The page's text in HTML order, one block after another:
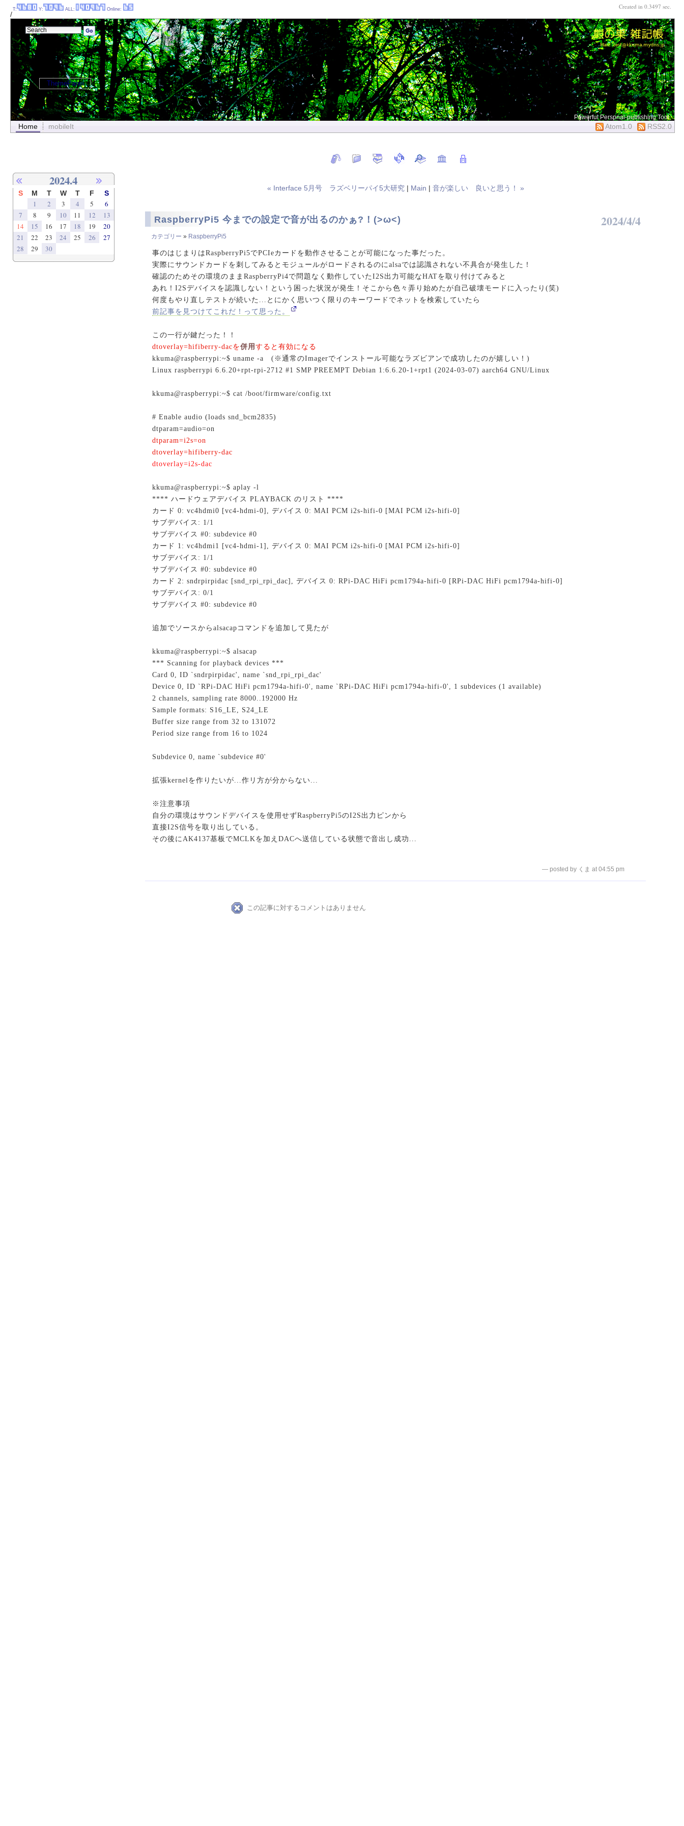
/
Powerful Perspnal-publishing Tool
Home mobileIt RSS2.0
Atom1.0
« Interface 5月号 ラズベリーパイ5大研究 | Main | 音が楽しい 良いと思う！ »
RaspberryPi5 今までの設定で音が出るのかぁ?！(>ω<) 2024/4/4
カテゴリー » RaspberryPi5
事のはじまりはRaspberryPi5でPCIeカードを動作させることが可能になった事だった。
実際にサウンドカードを刺してみるとモジュールがロードされるのにalsaでは認識されない不具合が発生した！
確認のためその環境のままRaspberryPi4で問題なく動作していたI2S出力可能なHATを取り付けてみると
あれ！I2Sデバイスを認識しない！という困った状況が発生！そこから色々弄り始めたが自己破壊モードに入ったり(笑)
何度もやり直しテストが続いた...とにかく思いつく限りのキーワードでネットを検索していたら
前記事を見つけてこれだ！って思った。
この一行が鍵だった！！
dtoverlay=hifiberry-dacを併用 すると有効になる
kkuma@raspberrypi:~$ uname -a (※通常のImagerでインストール可能なラズビアンで成功したのが嬉しい！)
Linux raspberrypi 6.6.20+rpt-rpi-2712 #1 SMP PREEMPT Debian 1:6.6.20-1+rpt1 (2024-03-07) aarch64 GNU/Linux
kkuma@raspberrypi:~$ cat /boot/firmware/config.txt
# Enable audio (loads snd_bcm2835)
dtparam=audio=on
dtparam=i2s=on
dtoverlay=hifiberry-dac
dtoverlay=i2s-dac
kkuma@raspberrypi:~$ aplay -l
**** ハードウェアデバイス PLAYBACK のリスト ****
カード 0: vc4hdmi0 [vc4-hdmi-0], デバイス 0: MAI PCM i2s-hifi-0 [MAI PCM i2s-hifi-0]
サブデバイス: 1/1
サブデバイス #0: subdevice #0
カード 1: vc4hdmi1 [vc4-hdmi-1], デバイス 0: MAI PCM i2s-hifi-0 [MAI PCM i2s-hifi-0]
サブデバイス: 1/1
サブデバイス #0: subdevice #0
カード 2: sndrpirpidac [snd_rpi_rpi_dac], デバイス 0: RPi-DAC HiFi pcm1794a-hifi-0 [RPi-DAC HiFi pcm1794a-hifi-0]
サブデバイス: 0/1
サブデバイス #0: subdevice #0
追加でソースからalsacapコマンドを追加して見たが
kkuma@raspberrypi:~$ alsacap
*** Scanning for playback devices ***
Card 0, ID `sndrpirpidac', name `snd_rpi_rpi_dac'
Device 0, ID `RPi-DAC HiFi pcm1794a-hifi-0', name `RPi-DAC HiFi pcm1794a-hifi-0', 1 subdevices (1 available)
2 channels, sampling rate 8000..192000 Hz
Sample formats: S16_LE, S24_LE
Buffer size range from 32 to 131072
Period size range from 16 to 1024
Subdevice 0, name `subdevice #0'
拡張kernelを作りたいが...作リ方が分からない...
※注意事項
自分の環境はサウンドデバイスを使用せずRaspberryPi5のI2S出力ピンから
直接I2S信号を取り出している。
その後にAK4137基板でMCLKを加えDACへ送信している状態で音出し成功...
— posted by くま at 04:55 pm
この記事に対するコメントはありません
2024.4
S M T W T F S
1 2 3 4 5
6
7
8 9 10 11 12
13
14
15 16 17 18 19
20
21
22 23 24 25 26
27
28
29 30
T: Y: ALL: Online:
ThemePanel
Created in 0.3497 sec.